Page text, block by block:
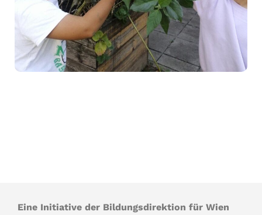
Eine Initiative der Bildungsdirektion für Wien